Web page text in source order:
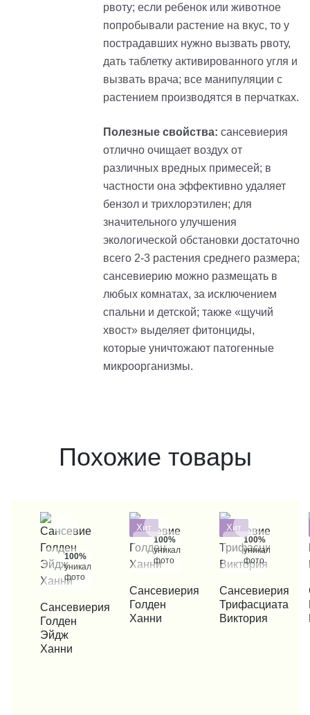
рвоту; если ребенок или животное
попробывали растение на вкус, то у
пострадавших нужно вызвать рвоту,
дать таблетку активированного угля и
вызвать врача; все манипуляции с
растением производятся в перчатках.
Полезные свойства: сансевиерия
отлично очищает воздух от
различных вредных примесей; в
частности она эффективно удаляет
бензол и трихлорэтилен; для
значительного улучшения
экологической обстановки достаточно
всего 2-3 растения среднего размера;
сансевиерию можно размещать в
любых комнатах, за исключением
спальни и детской; также «щучий
хвост» выделяет фитонциды,
которые уничтожают патогенные
микроорганизмы.
Похожие товары
100%
уникальные
фото
КУПИТЬ В 1 КЛИК
Сансевиерия
Голден
Эйдж
Ханни
Хит
100%
уникальные
фото
КУПИТЬ В 1 КЛИК
Сансевиерия
Голден
Ханни
Хит
100%
уникальные
фото
КУПИТЬ В 1 КЛИК
Сансевиерия
Трифасциата
Виктория